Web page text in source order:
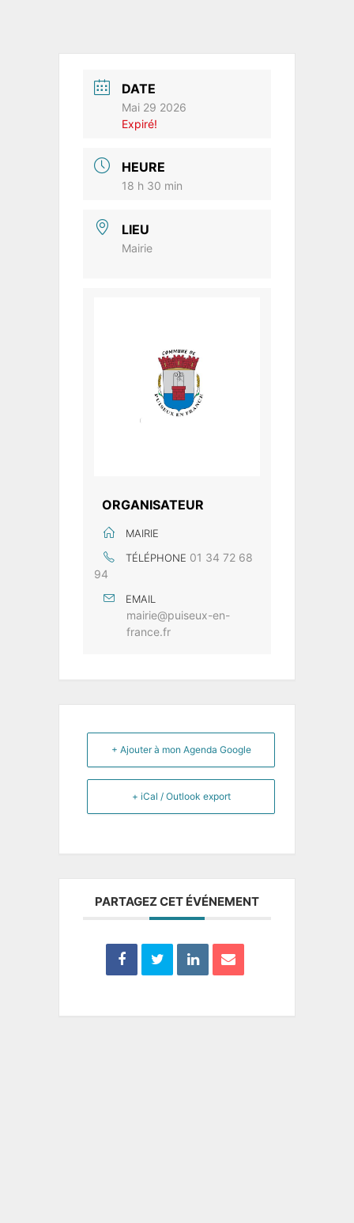
DATE
Mai 29 2026
Expiré!
HEURE
18 h 30 min
LIEU
Mairie
ORGANISATEUR
MAIRIE
TÉLÉPHONE 01 34 72 68
94
EMAIL
mairie@puiseux-en-
france.fr
+ Ajouter à mon Agenda Google
+ iCal / Outlook export
PARTAGEZ CET ÉVÉNEMENT